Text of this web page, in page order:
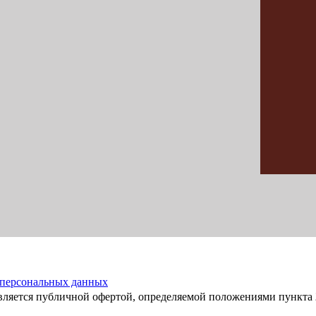
данных
публичной офертой, определяемой положениями пункта